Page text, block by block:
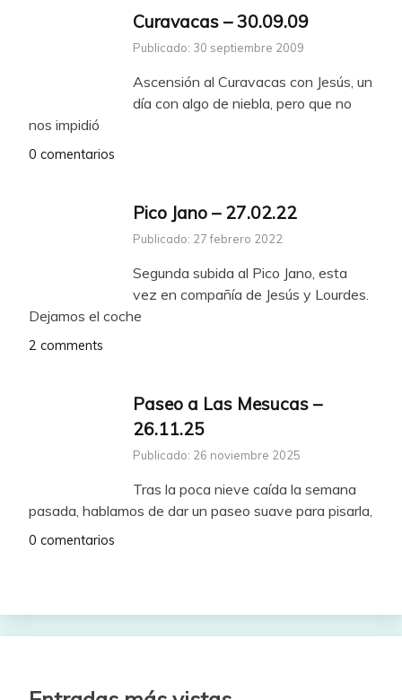
Curavacas – 30.09.09
Publicado: 30 septiembre 2009
Ascensión al Curavacas con Jesús, un
día con algo de niebla, pero que no
nos impidió
0 comentarios
Pico Jano – 27.02.22
Publicado: 27 febrero 2022
Segunda subida al Pico Jano, esta
vez en compañía de Jesús y Lourdes.
Dejamos el coche
2 comments
Paseo a Las Mesucas –
26.11.25
Publicado: 26 noviembre 2025
Tras la poca nieve caída la semana
pasada, hablamos de dar un paseo suave para pisarla,
0 comentarios